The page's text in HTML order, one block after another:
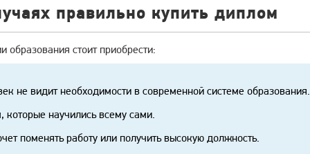
правильно купить диплом
образования стоит приобрести:
не видит необходимости в современной системе образования.
которые научились всему сами.
поменять работу или получить высокую должность.